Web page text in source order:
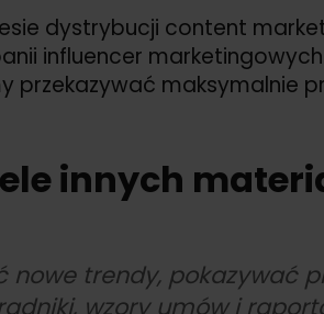
dystrybucji content
influencer
przekazywać maksymalnie
innych
nowe trendy, pokazywać
wzory umów i